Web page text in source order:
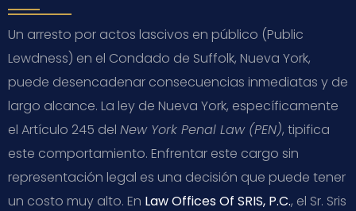
Un arresto por actos lascivos en público (Public
Lewdness) en el Condado de Suffolk, Nueva York,
puede desencadenar consecuencias inmediatas y de
largo alcance. La ley de Nueva York, específicamente
el Artículo 245 del New York Penal Law (PEN), tipifica
este comportamiento. Enfrentar este cargo sin
representación legal es una decisión que puede tener
un costo muy alto. En Law Offices Of SRIS, P.C., el Sr. Sris